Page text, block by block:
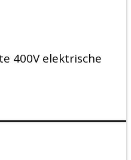
400V elektrische